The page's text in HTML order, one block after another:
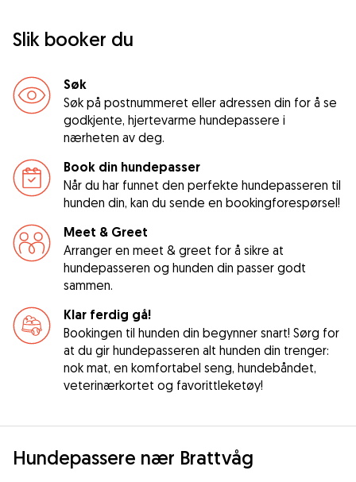
Slik booker du
Søk
Søk på postnummeret eller adressen din for å se
godkjente, hjertevarme hundepassere i
nærheten av deg.
Book din hundepasser
Når du har funnet den perfekte hundepasseren til
hunden din, kan du sende en bookingforespørsel!
Meet & Greet
Arranger en meet & greet for å sikre at
hundepasseren og hunden din passer godt
sammen.
Klar ferdig gå!
Bookingen til hunden din begynner snart! Sørg for
at du gir hundepasseren alt hunden din trenger:
nok mat, en komfortabel seng, hundebåndet,
veterinærkortet og favorittleketøy!
Hundepassere nær Brattvåg